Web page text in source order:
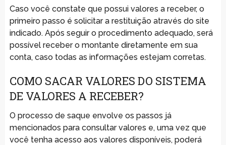
Caso você constate que possui valores a receber, o
primeiro passo é solicitar a restituição através do site
indicado. Após seguir o procedimento adequado, será
possível receber o montante diretamente em sua
conta, caso todas as informações estejam corretas.
COMO SACAR VALORES DO SISTEMA
DE VALORES A RECEBER?
O processo de saque envolve os passos já
mencionados para consultar valores e, uma vez que
você tenha acesso aos valores disponíveis, poderá